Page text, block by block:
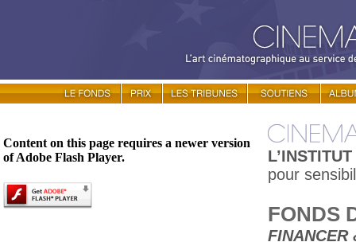
Content on this page requires a newer version
of Adobe Flash Player.
pour
FONDS
FINANCER